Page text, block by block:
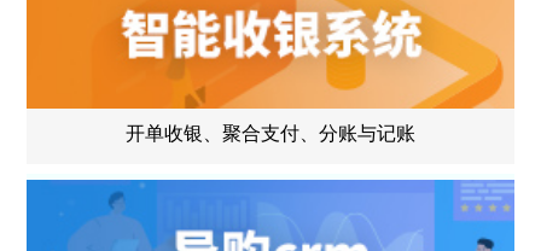
开单收银、聚合支付、分账与记账